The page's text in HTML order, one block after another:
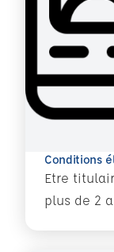
Conditions
Etre
plus de 2